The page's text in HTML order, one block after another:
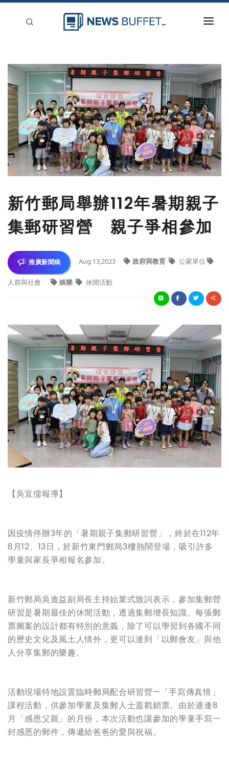
新聞稿分類
刊登
新竹郵局舉辦112年暑期親子
集郵研習營 親子爭相參加
推廣新聞稿 Aug 13,2023 政府與教育 公家單位
人群與社會 娛樂 休閒活動
【吳宜儒報導】
因疫情停辦3年的「暑期親子集郵研習營」，終於在112年
8月12、13日，於新竹東門郵局3樓熱鬧登場，吸引許多
學童與家長爭相報名參加。
新竹郵局吳進益副局長主持始業式致詞表示，參加集郵營
研習是暑期最佳的休閒活動，透過集郵增長知識。每張郵
票圖案的設計都有特別的意義，除了可以學習到各國不同
的歷史文化及風土人情外，更可以達到「以郵會友」與他
人分享集郵的樂趣。
活動現場特地設置臨時郵局配合研習營—「手寫傳真情」
課程活動，供參加學童及集郵人士蓋戳銷票。由於適逢8
月「感恩父親」的月份，本次活動也讓參加的學童手寫一
封感恩的郵件，傳遞給爸爸的愛與祝福。